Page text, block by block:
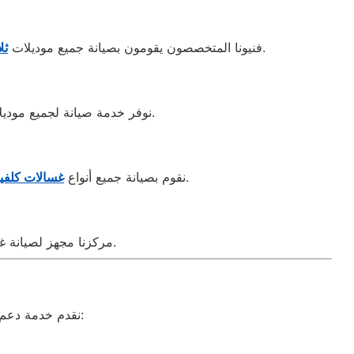
فنيونا المتخصصون يقومون بصيانة جميع موديلاتبكفاءة عالية. سواء كان العطل في التبريد أو في الدائرة الكهربائية، نحن نضمن عودة جهازك للعمل بكفاءة.
نوفر خدمة صيانة لجميع، مع توفير قطع الغيار الأصلية من الشركة الأم وخدمة فحص منزلية سريعة.
نقوم بصيانة جميع أنواعغسالات (أوتوماتيك، نصف أوتوماتيك، الأطفال). جميع الإصلاحات تتم بأيدي خبراء مدربين داخل مصانع الشركة.
مركزنا مجهز لصيانة غسالات أطباق كلفينيتور بأحدث الأجهزة التقنية للكشف عن الأعطال دون تفكيك كامل للجهاز.
نقدم خدمة دعم فني متاحة على مدار 24 ساعة، لتقديم المشورة أو تسجيل البلاغات أو الاستفسارات: